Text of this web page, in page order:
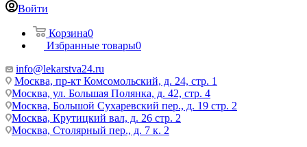
Войти
Корзина0
Избранные товары0
info@lekarstva24.ru
Москва, пр-кт Комсомольский, д. 24, стр. 1
Москва, ул. Большая Полянка, д. 42, стр. 4
Москва, Большой Сухаревский пер., д. 19 стр. 2
Москва, Крутицкий вал, д. 26 стр. 2
Москва, Столярный пер., д. 7 к. 2